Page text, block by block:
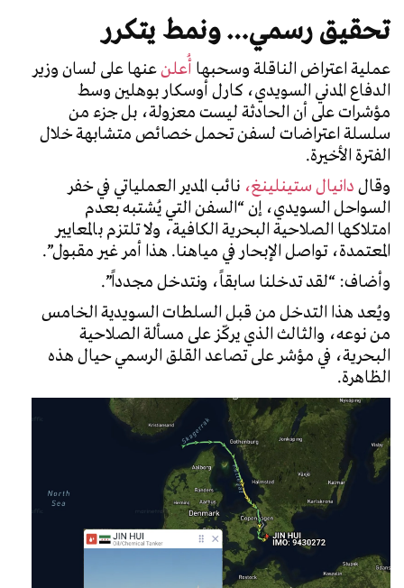
تحقيق رسمي… ونمط يتكرر
عملية اعتراض الناقلة وسحبها أُعلنعنها على لسان وزير
الدفاع المدني السويدي، كارل أوسكار بوهلين وسط
مؤشرات على أن الحادثة ليست معزولة، بل جزء من
سلسلة اعتراضات لسفن تحمل خصائص متشابهة خلال
الفترة الأخيرة.
وقالدانيال ستينلينغ،نائب المدير العملياتي في خفر
السواحل السويدي، إن “السفن التي يُشتبه بعدم
امتلاكها الصلاحية البحرية الكافية، ولا تلتزم بالمعايير
المعتمدة، تواصل الإبحار في مياهنا. هذا أمر غير مقبول”.
وأضاف: “لقد تدخلنا سابقاً، ونتدخل مجدداً”.
ويُعد هذا التدخل من قبل السلطات السويدية الخامس
من نوعه، والثالث الذي يركّز على مسألة الصلاحية
البحرية، في مؤشر على تصاعد القلق الرسمي حيال هذه
الظاهرة.